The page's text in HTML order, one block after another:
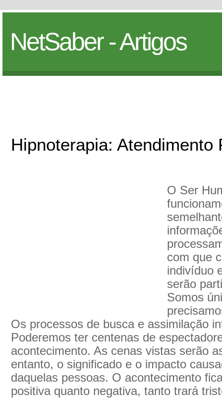
NetSaber - Artigos
Hipnoterapia: Atendimento
O Ser
com que
indivíduo
serão
Somos
Os processos de busca e assimilação
Poderemos ter centenas de
acontecimento. As cenas vistas serão
entanto, o significado e o impacto
daquelas pessoas. O acontecimento
positiva quanto negativa, tanto trará